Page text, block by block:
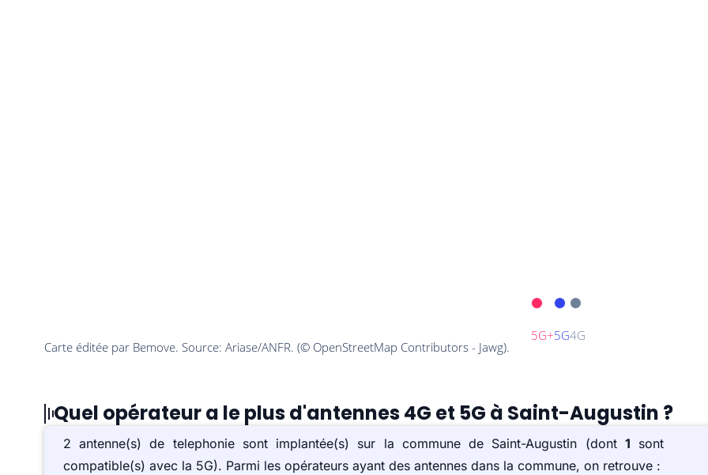
Quel opérateur a le plus d'antennes 4G et 5G à Saint-Augustin ?
2 antenne(s) de telephonie sont implantée(s) sur la commune de Saint-Augustin (dont 1 sont
compatible(s) avec la 5G). Parmi les opérateurs ayant des antennes dans la commune, on retrouve :